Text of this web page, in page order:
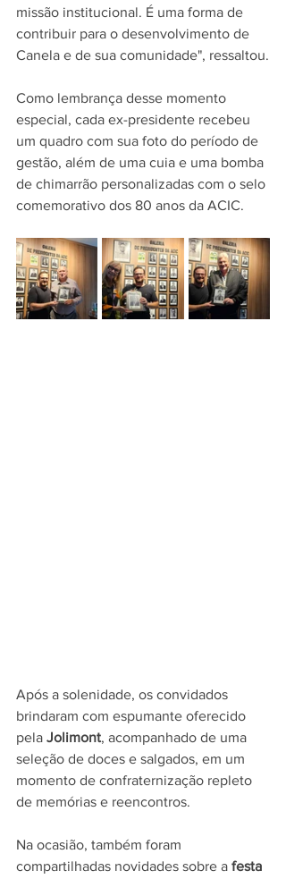
missão institucional. É uma forma de
contribuir para o desenvolvimento de
Canela e de sua comunidade", ressaltou.
Como lembrança desse momento
especial, cada ex-presidente recebeu
um quadro com sua foto do período de
gestão, além de uma cuia e uma bomba
de chimarrão personalizadas com o selo
comemorativo dos 80 anos da ACIC.
Após a solenidade, os convidados
brindaram com espumante oferecido
pela Jolimont, acompanhado de uma
seleção de doces e salgados, em um
momento de confraternização repleto
de memórias e reencontros.
Na ocasião, também foram
compartilhadas novidades sobre a festa